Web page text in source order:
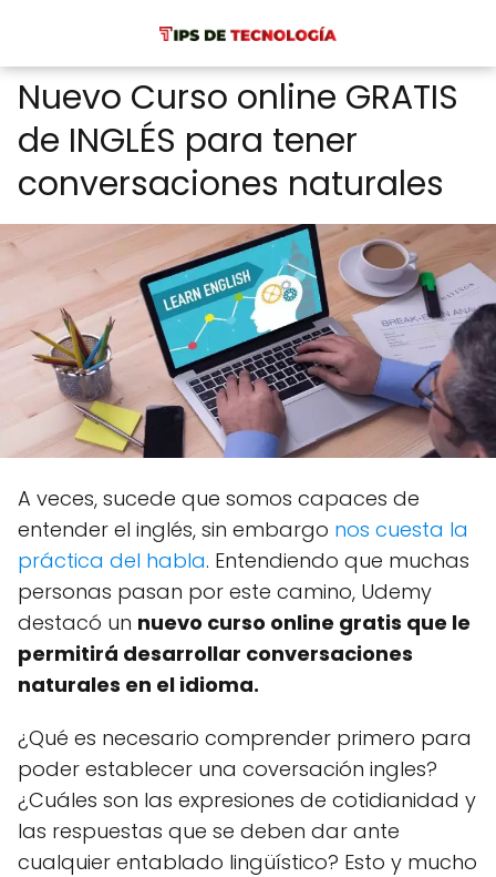
Nuevo Curso online GRATIS
de INGLÉS para tener
conversaciones naturales
A veces, sucede que somos capaces de
entender el inglés, sin embargo nos cuesta la
práctica del habla. Entendiendo que muchas
personas pasan por este camino, Udemy
destacó un nuevo curso online gratis que le
permitirá desarrollar conversaciones
naturales en el idioma.
¿Qué es necesario comprender primero para
poder establecer una coversación ingles?
¿Cuáles son las expresiones de cotidianidad y
las respuestas que se deben dar ante
cualquier entablado lingüístico? Esto y mucho